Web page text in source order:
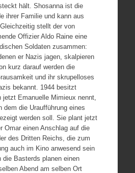
hält. Shosanna ist die
ihrer Familie und kann aus
stellt der von
Offizier Aldo Raine eine
Soldaten zusammen:
er Nazis jagen, skalpieren
kurz darauf werden die
und ihr skrupelloses
bekannt. 1944 besitzt
Emanuelle Mimieux nennt,
dem die Uraufführung eines
werden soll. Sie plant jetzt
Omar einen Anschlag auf die
des Dritten Reichs, die zum
auch im Kino anwesend sein
die Basterds planen einen
Abend am selben Ort